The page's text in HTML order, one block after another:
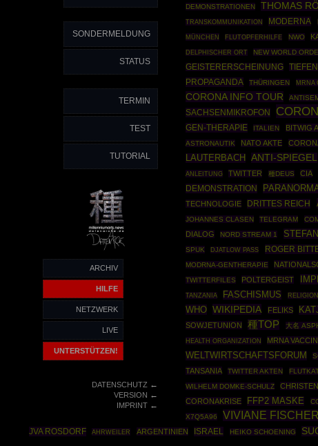
SONDERMELDUNG
STATUS
TERMIN
TEST
TUTORIAL
ARCHIV
HILFE
NETZWERK
LIVE
UNTERSTÜTZEN!
DATENSCHUTZ←
VERSION ←
IMPRINT←
DEMONSTRATIONEN
THOMAS
TRANSKOMMUNIKATION MODERNA
MÜNCHEN FLUTOPFERHILFE NWO
DELPHISCHER ORT NEW WORLD
GEISTERERSCHEINUNG
PROPAGANDA THÜRINGEN MRNA
CORONA INFO TOUR
SACHSENMIKROFON
GEN-THERAPIE
ITALIEN BITWIG
ASTRONAUTIK
NATO AKTE
LAUTERBACH
ANTI-SPIEGEL
ANLEITUNG
TWITTER 種DEUS CIA
DEMONSTRATION
TECHNOLOGIE
DRITTES REICH
JOHANNES CLASEN TELEGRAM
DIALOG
NORD STREAM 1
SPUK DJATLOW PASS ROGER
MODRNA-GENTHERAPIE
TWITTERFILES POLTERGEIST
TANZANIA FASCHISMUS RELIGION
WHO WIKIPEDIA FELIKS
SOWJETUNION 種TOP 大名
HEALTH ORGANIZATION
MRNA
WELTWIRTSCHAFTSFORUM
TANSANIA
TWITTER AKTEN
WILHELM DOMKE-SCHULZ
CORONAKRISE FFP2 MASKE
X7Q5A96
VIVIANE FISCHER
JVA ROSDORF AHRWEILER ARGENTINIEN ISRAEL HEIKO SCHOENING